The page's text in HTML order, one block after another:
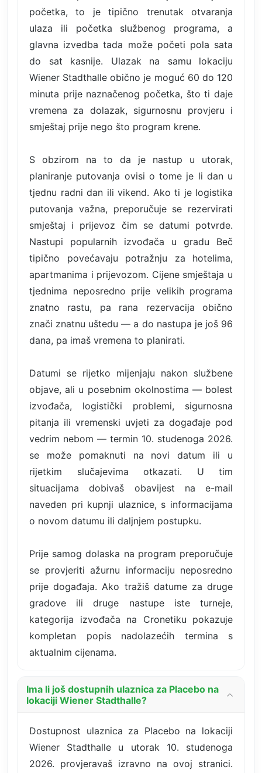
početka, to je tipično trenutak otvaranja
ulaza ili početka službenog programa, a
glavna izvedba tada može početi pola sata
do sat kasnije. Ulazak na samu lokaciju
Wiener Stadthalle obično je moguć 60 do 120
minuta prije naznačenog početka, što ti daje
vremena za dolazak, sigurnosnu provjeru i
smještaj prije nego što program krene.
S obzirom na to da je nastup u utorak,
planiranje putovanja ovisi o tome je li dan u
tjednu radni dan ili vikend. Ako ti je logistika
putovanja važna, preporučuje se rezervirati
smještaj i prijevoz čim se datumi potvrde.
Nastupi popularnih izvođača u gradu Beč
tipično povećavaju potražnju za hotelima,
apartmanima i prijevozom. Cijene smještaja u
tjednima neposredno prije velikih programa
znatno rastu, pa rana rezervacija obično
znači znatnu uštedu — a do nastupa je još 96
dana, pa imaš vremena to planirati.
Datumi se rijetko mijenjaju nakon službene
objave, ali u posebnim okolnostima — bolest
izvođača, logistički problemi, sigurnosna
pitanja ili vremenski uvjeti za događaje pod
vedrim nebom — termin 10. studenoga 2026.
se može pomaknuti na novi datum ili u
rijetkim slučajevima otkazati. U tim
situacijama dobivaš obavijest na e-mail
naveden pri kupnji ulaznice, s informacijama
o novom datumu ili daljnjem postupku.
Prije samog dolaska na program preporučuje
se provjeriti ažurnu informaciju neposredno
prije događaja. Ako tražiš datume za druge
gradove ili druge nastupe iste turneje,
kategorija izvođača na Cronetiku pokazuje
kompletan popis nadolazećih termina s
aktualnim cijenama.
Ima li još dostupnih ulaznica za Placebo na
lokaciji Wiener Stadthalle?
Dostupnost ulaznica za Placebo na lokaciji
Wiener Stadthalle u utorak 10. studenoga
2026. provjeravaš izravno na ovoj stranici.